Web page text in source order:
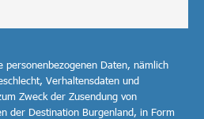
Daten, nämlich
Verhaltensdaten und
Zweck der Zusendung von
der Destination Burgenland, in Form